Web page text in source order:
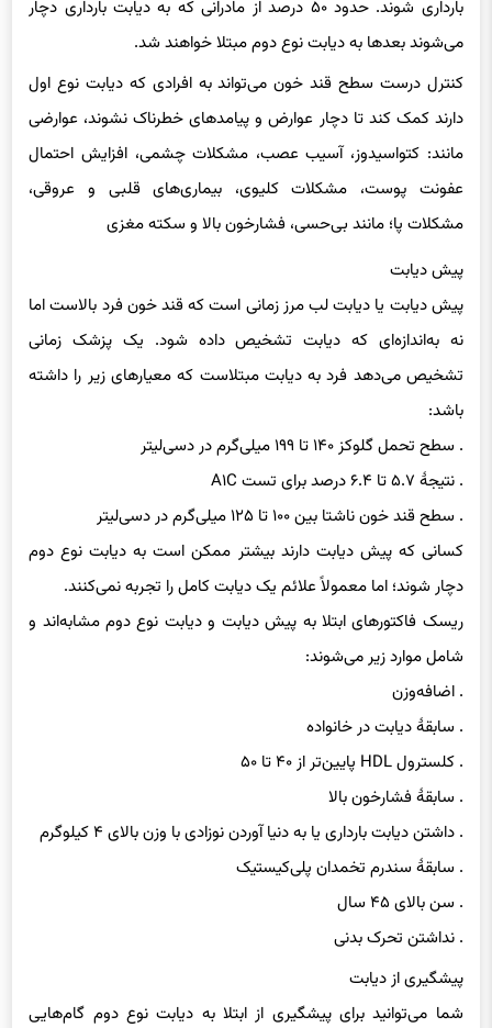
بارداری شوند. حدود ۵۰ درصد از مادرانی که به دیابت بارداری دچار
می‌شوند بعدها به دیابت نوع دوم مبتلا خواهند شد.
کنترل درست سطح قند خون می‌تواند به افرادی که دیابت نوع اول
دارند کمک کند تا دچار عوارض و پیامدهای خطرناک نشوند، عوارضی
مانند: کتواسیدوز، آسیب عصب، مشکلات چشمی، افزایش احتمال
عفونت پوست، مشکلات کلیوی، بیماری‌های قلبی و عروقی،
مشکلات پا؛ مانند بی‌حسی، فشارخون بالا و سکته مغزی
پیش دیابت
پیش دیابت یا دیابت لب مرز زمانی است که قند خون فرد بالاست اما
نه به‌اندازه‌ای که دیابت تشخیص داده شود. یک پزشک زمانی
تشخیص می‌دهد فرد به دیابت مبتلاست که معیارهای زیر را داشته
باشد:
. سطح تحمل گلوکز ۱۴۰ تا ۱۹۹ میلی‌گرم در دسی‌لیتر
. نتیجهٔ ۵.۷ تا ۶.۴ درصد برای تست A۱C ‌
. سطح قند خون ناشتا بین ۱۰۰ تا ۱۲۵ میلی‌گرم در دسی‌لیتر
کسانی که پیش دیابت دارند بیشتر ممکن است به دیابت نوع دوم
دچار شوند؛ اما معمولاً علائم یک دیابت کامل را تجربه نمی‌کنند.
ریسک فاکتورهای ابتلا به پیش دیابت و دیابت نوع دوم مشابه‌اند و
شامل موارد زیر می‌شوند:
. اضافه‌وزن
. سابقهٔ دیابت در خانواده
. کلسترول HDL پایین‌تر از ۴۰ تا ۵۰
. سابقهٔ فشارخون بالا
. داشتن دیابت بارداری یا به دنیا آوردن نوزادی با وزن بالای ۴ کیلوگرم
. سابقهٔ سندرم تخمدان پلی‌کیستیک
. سن بالای ۴۵ سال
. نداشتن تحرک بدنی
پیشگیری از دیابت
شما می‌توانید برای پیشگیری از ابتلا به دیابت نوع دوم گام‌هایی